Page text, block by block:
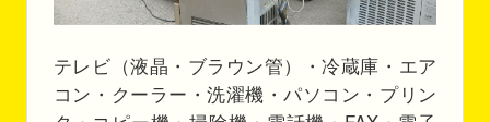
テレビ（液晶・ブラウン管）・冷蔵庫・エア
コン・クーラー・洗濯機・パソコン・プリン